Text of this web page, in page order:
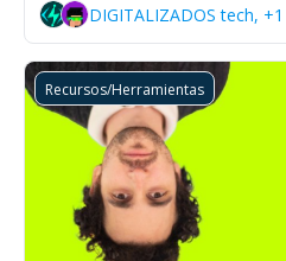
DIGITALIZADOS tech, +1
Recursos/Herramientas